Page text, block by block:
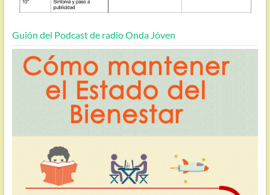
Guión del Podcast de radio Onda Jóven